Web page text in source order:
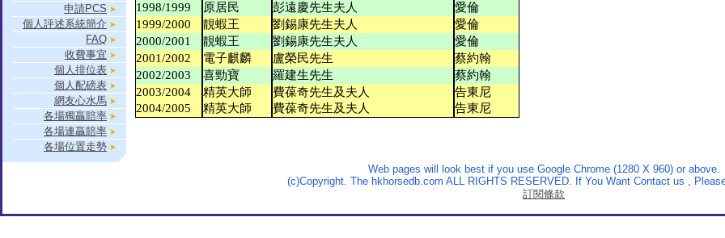
申請PCS
個人評述系統簡介
FAQ
收費事宜
個人排位表
個人配磅表
網友心水馬
各場獨贏賠率
各場連贏賠率
各場位置走勢
1998/1999
原居民 彭遠慶先生夫人
愛倫
1999/2000
靚蝦王 劉錫康先生夫人
愛倫
2000/2001
靚蝦王 劉錫康先生夫人
愛倫
2001/2002
電子麒麟 盧榮民先生
蔡約翰
2002/2003
喜勁寶 羅建生先生
蔡約翰
2003/2004
精英大師 費葆奇先生及夫人
告東尼
2004/2005
精英大師 費葆奇先生及夫人 告東尼
Web pages will look best if you use Google Chrome (1280 X 960) or above.
(c)Copyright. The hkhorsedb.com ALL RIGHTS RESERVED. If You Want Contact us ,
訂閱條款